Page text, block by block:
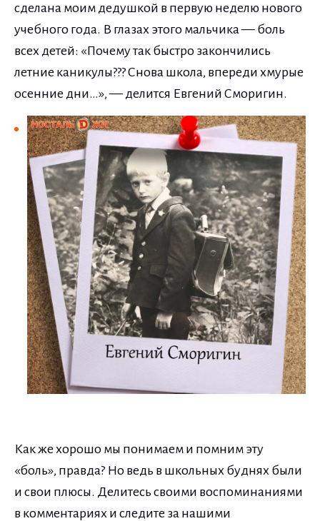
сделана моим дедушкой в первую неделю нового
учебного года. В глазах этого мальчика — боль
всех детей: «Почему так быстро закончились
летние каникулы??? Снова школа, впереди хмурые
осенние дни…», — делится Евгений Сморигин.
Как же хорошо мы понимаем и помним эту
«боль», правда? Но ведь в школьных буднях были
и свои плюсы. Делитесь своими воспоминаниями
в комментариях и следите за нашими